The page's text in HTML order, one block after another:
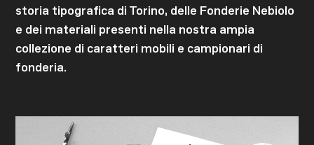
storia tipografica di Torino, delle Fonderie Nebiolo
e dei materiali presenti nella nostra ampia
collezione di caratteri mobili e campionari di
fonderia.